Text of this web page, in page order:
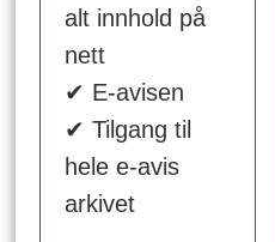
alt innhold på
nett
✔ E-avisen
✔ Tilgang til
hele e-avis
arkivet